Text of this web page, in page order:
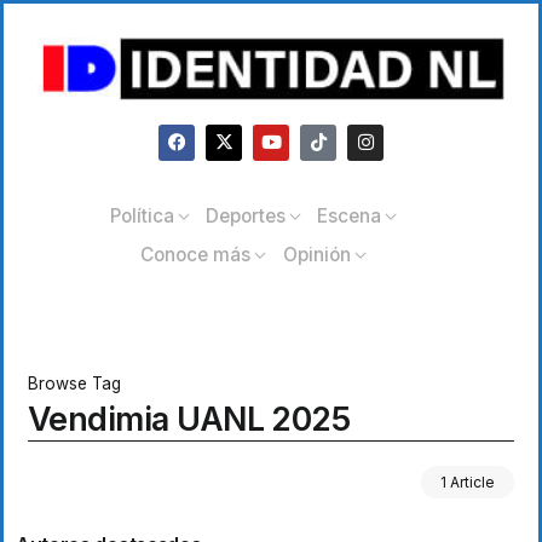
Política Deportes
Escena
Conoce más
Opinión
Browse Tag
Vendimia UANL 2025
1 Article